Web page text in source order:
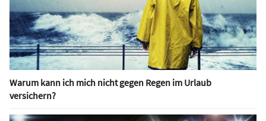
Warum kann ich mich nicht gegen Regen im Urlaub
versichern?